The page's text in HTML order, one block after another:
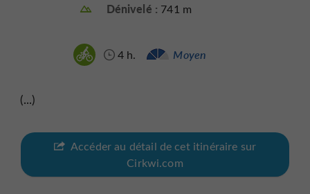
Dénivelé : 741 m
4 h. Moyen
(...)
Accéder au détail de cet itinéraire sur
Cirkwi.com